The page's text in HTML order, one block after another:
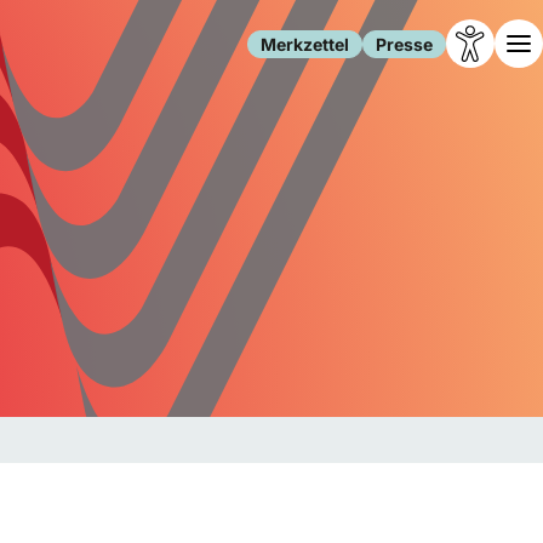
Merkzettel Presse
Leben
Familie
Freizeit
Gesundheit
Internet
Gesellschaft
Forschung
Migration
Polizei